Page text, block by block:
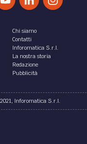
Chi siamo
Contatti
Inforomatica S.r.l.
La nostra storia
Redazione
Pubblicità
Inforomatica S.r.l.